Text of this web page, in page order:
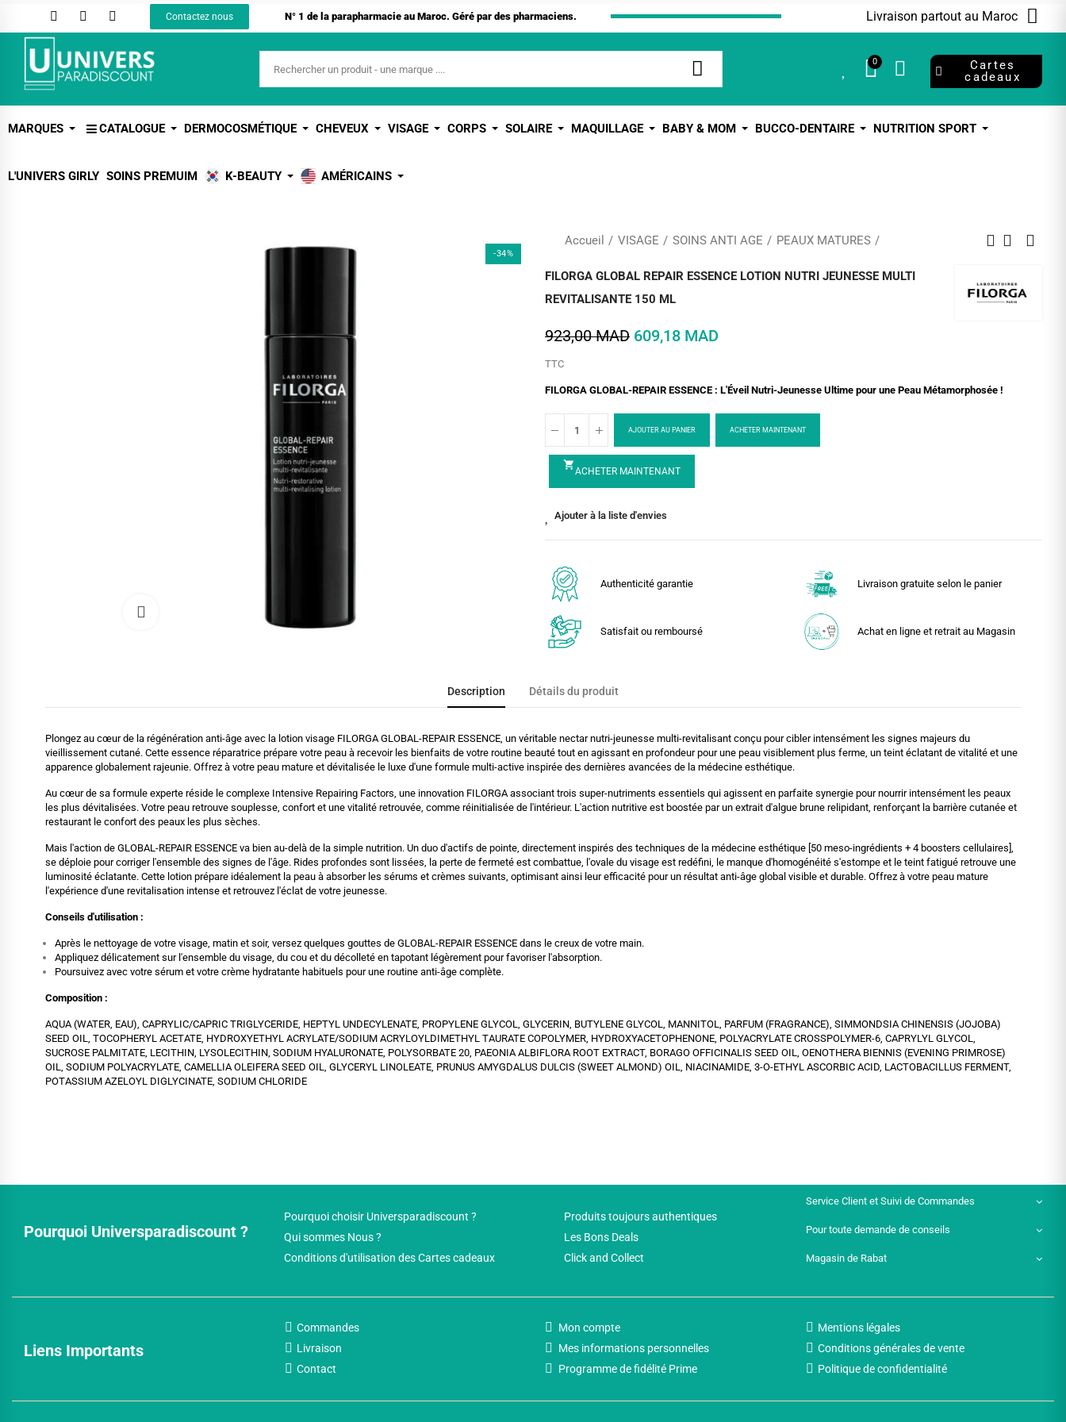
Contactez nous N° 1 de la parapharmacie au Maroc. Géré par des pharmaciens. Livraison partout au Maroc
0
Cartes
cadeaux
MARQUES CATALOGUE DERMOCOSMÉTIQUE CHEVEUX VISAGE CORPS SOLAIRE MAQUILLAGE BABY & MOM BUCCO-DENTAIRE NUTRITION SPORT
L'UNIVERS GIRLY SOINS PREMUIM K-BEAUTY AMÉRICAINS
-34%
Accueil VISAGE SOINS ANTI AGE PEAUX MATURES
FILORGA GLOBAL REPAIR ESSENCE LOTION NUTRI JEUNESSE MULTI
REVITALISANTE 150 ML
923,00 MAD 609,18 MAD
TTC
FILORGA GLOBAL-REPAIR ESSENCE : L'Éveil Nutri-Jeunesse Ultime pour une Peau Métamorphosée !
AJOUTER AU PANIER ACHETER MAINTENANT
shopping_cart
ACHETER MAINTENANT
Ajouter à la liste d'envies
Authenticité garantie Livraison gratuite selon le panier
Satisfait ou remboursé Achat en ligne et retrait au Magasin
Description Détails du produit
Plongez au cœur de la régénération anti-âge avec la lotion visage FILORGA GLOBAL-REPAIR ESSENCE, un véritable nectar nutri-jeunesse multi-revitalisant conçu pour cibler intensément les signes majeurs du
vieillissement cutané. Cette essence réparatrice prépare votre peau à recevoir les bienfaits de votre routine beauté tout en agissant en profondeur pour une peau visiblement plus ferme, un teint éclatant de vitalité et une
apparence globalement rajeunie. Offrez à votre peau mature et dévitalisée le luxe d'une formule multi-active inspirée des dernières avancées de la médecine esthétique.
Au cœur de sa formule experte réside le complexe Intensive Repairing Factors, une innovation FILORGA associant trois super-nutriments essentiels qui agissent en parfaite synergie pour nourrir intensément les peaux
les plus dévitalisées. Votre peau retrouve souplesse, confort et une vitalité retrouvée, comme réinitialisée de l'intérieur. L'action nutritive est boostée par un extrait d'algue brune relipidant, renforçant la barrière cutanée et
restaurant le confort des peaux les plus sèches.
Mais l'action de GLOBAL-REPAIR ESSENCE va bien au-delà de la simple nutrition. Un duo d'actifs de pointe, directement inspirés des techniques de la médecine esthétique [50 meso-ingrédients + 4 boosters cellulaires],
se déploie pour corriger l'ensemble des signes de l'âge. Rides profondes sont lissées, la perte de fermeté est combattue, l'ovale du visage est redéfini, le manque d'homogénéité s'estompe et le teint fatigué retrouve une
luminosité éclatante. Cette lotion prépare idéalement la peau à absorber les sérums et crèmes suivants, optimisant ainsi leur efficacité pour un résultat anti-âge global visible et durable. Offrez à votre peau mature
l'expérience d'une revitalisation intense et retrouvez l'éclat de votre jeunesse.
Conseils d'utilisation :
Après le nettoyage de votre visage, matin et soir, versez quelques gouttes de GLOBAL-REPAIR ESSENCE dans le creux de votre main.
Appliquez délicatement sur l'ensemble du visage, du cou et du décolleté en tapotant légèrement pour favoriser l'absorption.
Poursuivez avec votre sérum et votre crème hydratante habituels pour une routine anti-âge complète.
Composition :
AQUA (WATER, EAU), CAPRYLIC/CAPRIC TRIGLYCERIDE, HEPTYL UNDECYLENATE, PROPYLENE GLYCOL, GLYCERIN, BUTYLENE GLYCOL, MANNITOL, PARFUM (FRAGRANCE), SIMMONDSIA CHINENSIS (JOJOBA)
SEED OIL, TOCOPHERYL ACETATE, HYDROXYETHYL ACRYLATE/SODIUM ACRYLOYLDIMETHYL TAURATE COPOLYMER, HYDROXYACETOPHENONE, POLYACRYLATE CROSSPOLYMER-6, CAPRYLYL GLYCOL,
SUCROSE PALMITATE, LECITHIN, LYSOLECITHIN, SODIUM HYALURONATE, POLYSORBATE 20, PAEONIA ALBIFLORA ROOT EXTRACT, BORAGO OFFICINALIS SEED OIL, OENOTHERA BIENNIS (EVENING PRIMROSE)
OIL, SODIUM POLYACRYLATE, CAMELLIA OLEIFERA SEED OIL, GLYCERYL LINOLEATE, PRUNUS AMYGDALUS DULCIS (SWEET ALMOND) OIL, NIACINAMIDE, 3-O-ETHYL ASCORBIC ACID, LACTOBACILLUS FERMENT,
POTASSIUM AZELOYL DIGLYCINATE, SODIUM CHLORIDE
Pourquoi Universparadiscount ?
Pourquoi choisir Universparadiscount ?
Qui sommes Nous ?
Conditions d'utilisation des Cartes cadeaux
Produits toujours authentiques
Les Bons Deals
Click and Collect
Service Client et Suivi de Commandes
Pour toute demande de conseils
Magasin de Rabat
Liens Importants
Commandes
Livraison
Contact
Mon compte
Mes informations personnelles
Programme de fidélité Prime
Mentions légales
Conditions générales de vente
Politique de confidentialité